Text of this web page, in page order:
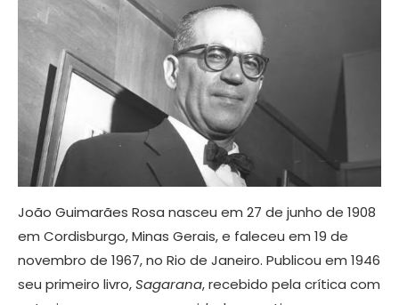
João Guimarães Rosa nasceu em 27 de junho de 1908
em Cordisburgo, Minas Gerais, e faleceu em 19 de
novembro de 1967, no Rio de Janeiro. Publicou em 1946
seu primeiro livro,Sagarana, recebido pela crítica com